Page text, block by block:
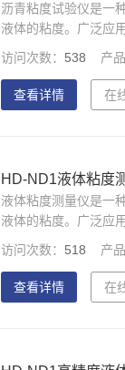
沥青粘度试验仪是一
液体的粘度。广泛应
量。
访问次数： 538 产
查看详情 在
HD-ND1液体粘度
液体粘度测量仪是一
液体的粘度。广泛应
量。
访问次数： 518 产
查看详情 在